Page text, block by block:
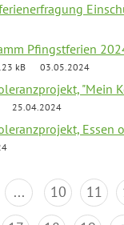
Pfingstferien
kB 03.05.2024
"Mein
25.04.2024
Essen
... 10 11